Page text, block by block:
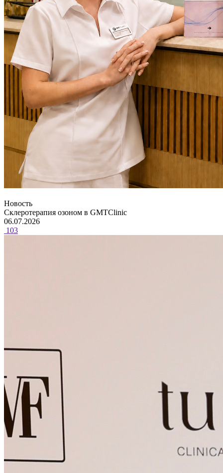
Новость
Склеротерапия озоном в GMTClinic
06.07.2026
103